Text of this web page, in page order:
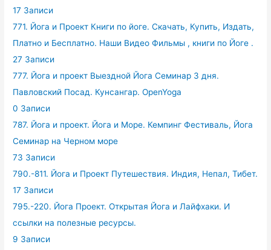
17 Записи
771. Йога и Проект Книги по йоге. Скачать, Купить, Издать,
Платно и Бесплатно. Наши Видео Фильмы , книги по Йоге .
27 Записи
777. Йога и проект Выездной Йога Семинар 3 дня.
Павловский Посад. Кунсангар. OpenYoga
0 Записи
787. Йога и проект. Йога и Море. Кемпинг Фестиваль, Йога
Семинар на Черном море
73 Записи
790.-811. Йога и Проект Путешествия. Индия, Непал, Тибет.
17 Записи
795.-220. Йога Проект. Открытая Йога и Лайфхаки. И
ссылки на полезные ресурсы.
9 Записи